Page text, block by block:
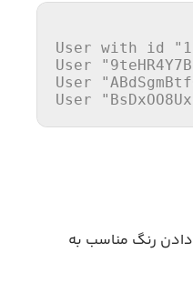
User with id
User
User
User
دادن رنگ مناسب به